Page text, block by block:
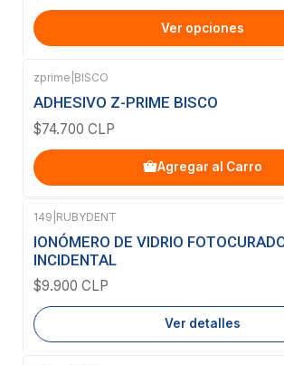
Ver opciones
zprime BISCO
ADHESIVO Z-PRIME BISCO
$74.700 CLP
Agregar al Carro
Agotado
149 RUBYDENT
IONÓMERO DE VIDRIO
INCIDENTAL
$9.900 CLP
Ver detalles